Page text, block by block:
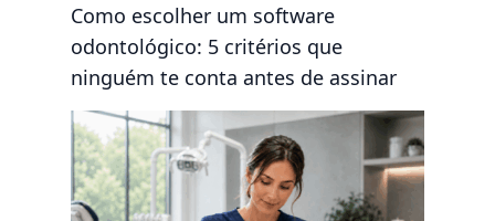
Como escolher um software
odontológico: 5 critérios que
ninguém te conta antes de assinar